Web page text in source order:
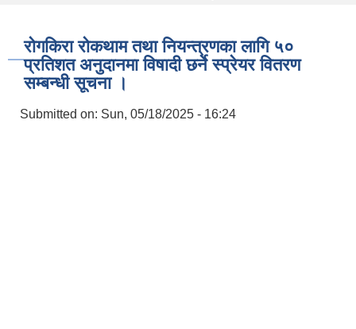
रोगकिरा रोकथाम तथा नियन्त्रणका लागि ५०
प्रतिशत अनुदानमा विषादी छर्ने स्प्रेयर वितरण
सम्बन्धी सूचना ।
Submitted on: Sun, 05/18/2025 - 16:24